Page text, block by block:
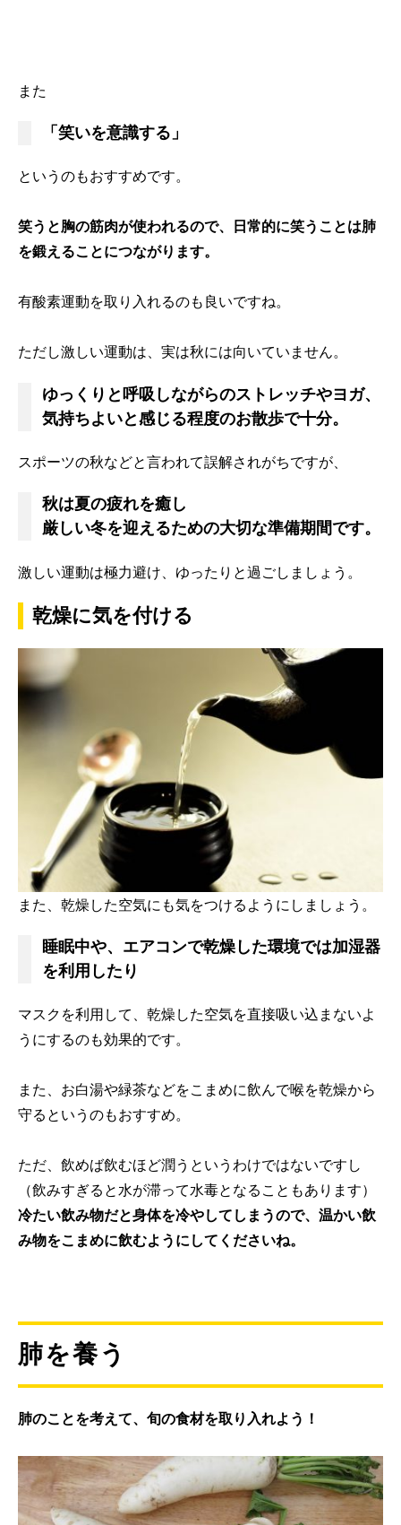
また
「笑いを意識する」
というのもおすすめです。
笑うと胸の筋肉が使われるので、日常的に笑うことは肺
を鍛えることにつながります。
有酸素運動を取り入れるのも良いですね。
ただし激しい運動は、実は秋には向いていません。
ゆっくりと呼吸しながらのストレッチやヨガ、
気持ちよいと感じる程度のお散歩で十分。
スポーツの秋などと言われて誤解されがちですが、
秋は夏の疲れを癒し
厳しい冬を迎えるための大切な準備期間です。
激しい運動は極力避け、ゆったりと過ごしましょう。
乾燥に気を付ける
また、乾燥した空気にも気をつけるようにしましょう。
睡眠中や、エアコンで乾燥した環境では加湿器
を利用したり
マスクを利用して、乾燥した空気を直接吸い込まないよ
うにするのも効果的です。
また、お白湯や緑茶などをこまめに飲んで喉を乾燥から
守るというのもおすすめ。
ただ、飲めば飲むほど潤うというわけではないですし
（飲みすぎると水が滞って水毒となることもあります）
冷たい飲み物だと身体を冷やしてしまうので、温かい飲
み物をこまめに飲むようにしてくださいね。
肺を養う
肺のことを考えて、旬の食材を取り入れよう！